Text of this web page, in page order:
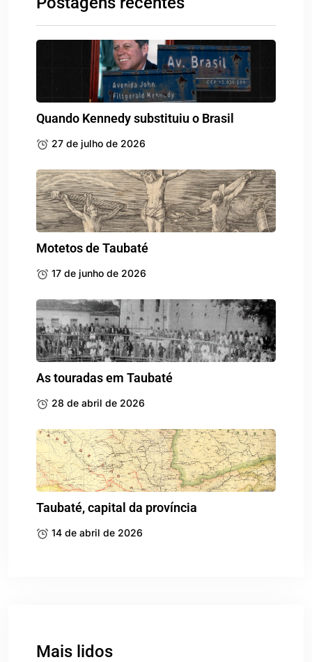
Quando Kennedy substituiu o Brasil
27 de julho de 2026
Motetos de Taubaté
17 de junho de 2026
As touradas em Taubaté
28 de abril de 2026
Taubaté, capital da província
14 de abril de 2026
Mais lidos